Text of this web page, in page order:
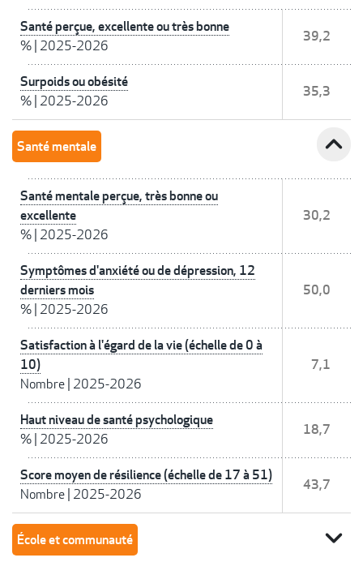
Santé perçue, excellente ou très bonne
% 2025-2026
39,2
Surpoids ou obésité
% 2025-2026
35,3
Santé mentale expand_less
Santé mentale perçue, très bonne ou
excellente
% 2025-2026
30,2
Symptômes d'anxiété ou de dépression, 12
derniers mois
% 2025-2026
50,0
Satisfaction à l'égard de la vie (échelle de 0 à
10)
Nombre 2025-2026
7,1
Haut niveau de santé psychologique
% 2025-2026
18,7
Score moyen de résilience (échelle de 17 à 51)
Nombre 2025-2026
43,7
École et communauté expand_more